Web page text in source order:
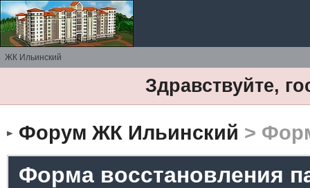
ЖК Ильинский
Здравствуйте,
Форум ЖК Ильинский >
Форма восстановления